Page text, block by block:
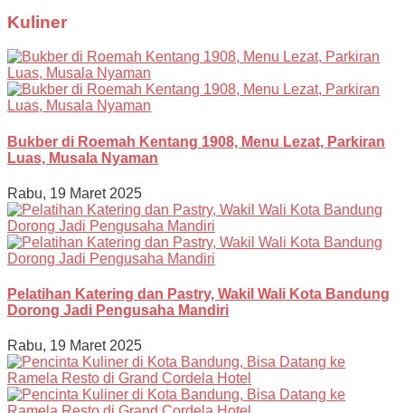
Kuliner
Bukber di Roemah Kentang 1908, Menu Lezat, Parkiran
Luas, Musala Nyaman
Rabu, 19 Maret 2025
Pelatihan Katering dan Pastry, Wakil Wali Kota Bandung
Dorong Jadi Pengusaha Mandiri
Rabu, 19 Maret 2025